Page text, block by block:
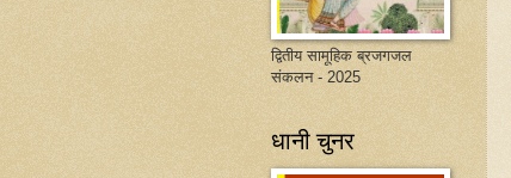
द्वितीय सामूहिक ब्रजगजल
संकलन - 2025
धानी चुनर